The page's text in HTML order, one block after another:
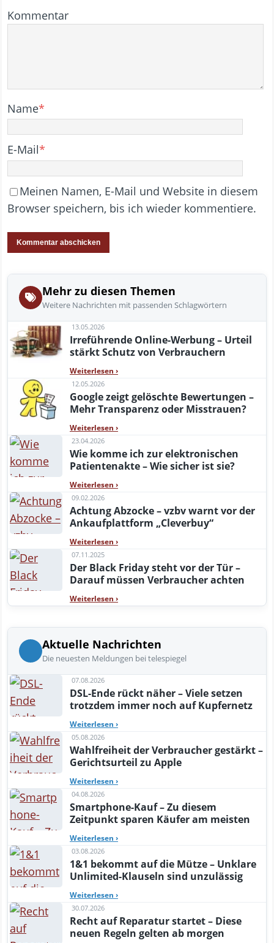
Kommentar
Name*
E-Mail*
Meinen Namen, E-Mail und Website in diesem
Browser speichern, bis ich wieder kommentiere.
Mehr zu diesen Themen
Weitere Nachrichten mit passenden Schlagwörtern
13.05.2026
Irreführende Online-Werbung – Urteil
stärkt Schutz von Verbrauchern
Weiterlesen ›
12.05.2026
Google zeigt gelöschte Bewertungen –
Mehr Transparenz oder Misstrauen?
Weiterlesen ›
23.04.2026
Wie komme ich zur elektronischen
Patientenakte – Wie sicher ist sie?
Weiterlesen ›
09.02.2026
Achtung Abzocke – vzbv warnt vor der
Ankaufplattform „Cleverbuy“
Weiterlesen ›
07.11.2025
Der Black Friday steht vor der Tür –
Darauf müssen Verbraucher achten
Weiterlesen ›
Aktuelle Nachrichten
Die neuesten Meldungen bei telespiegel
07.08.2026
DSL-Ende rückt näher – Viele setzen
trotzdem immer noch auf Kupfernetz
Weiterlesen ›
05.08.2026
Wahlfreiheit der Verbraucher gestärkt –
Gerichtsurteil zu Apple
Weiterlesen ›
04.08.2026
Smartphone-Kauf – Zu diesem
Zeitpunkt sparen Käufer am meisten
Weiterlesen ›
03.08.2026
1&1 bekommt auf die Mütze – Unklare
Unlimited-Klauseln sind unzulässig
Weiterlesen ›
30.07.2026
Recht auf Reparatur startet – Diese
neuen Regeln gelten ab morgen